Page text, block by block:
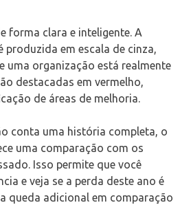
forma clara e inteligente. A
produzida em escala de cinza,
uma organização está realmente
destacadas em vermelho,
de áreas de melhoria.
conta uma história completa, o
uma comparação com os
Isso permite que você
e veja se a perda deste ano é
queda adicional em comparação